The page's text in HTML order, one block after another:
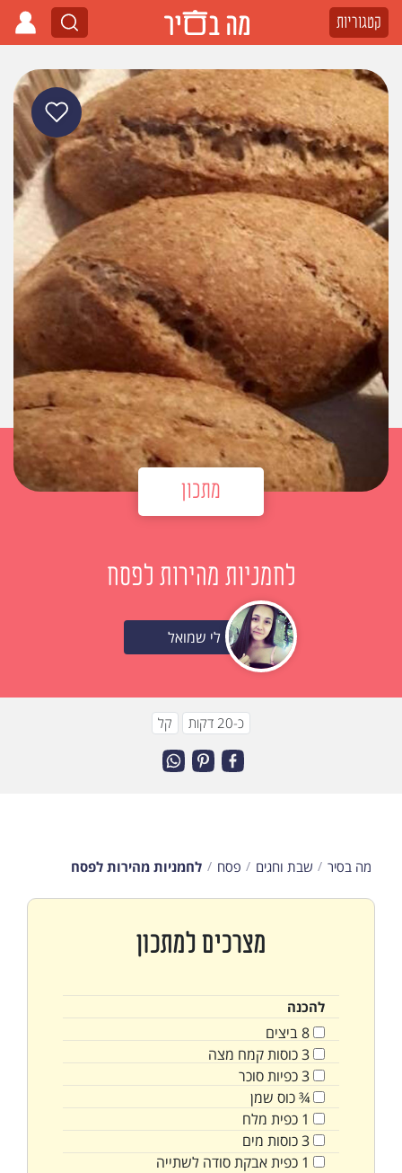
קטגוריות
מתכון
לחמניות מהירות לפסח
לי שמואל
כ-20 דקות קל
מה בסיר שבת וחגים פסח לחמניות מהירות לפסח
מצרכים למתכון
להכנה
8ביצים
3כוסותקמח מצה
3כפיותסוכר
¾כוס שמן
1 כפית מלח
3כוסות מים
1 כפיתאבקת סודה לשתייה